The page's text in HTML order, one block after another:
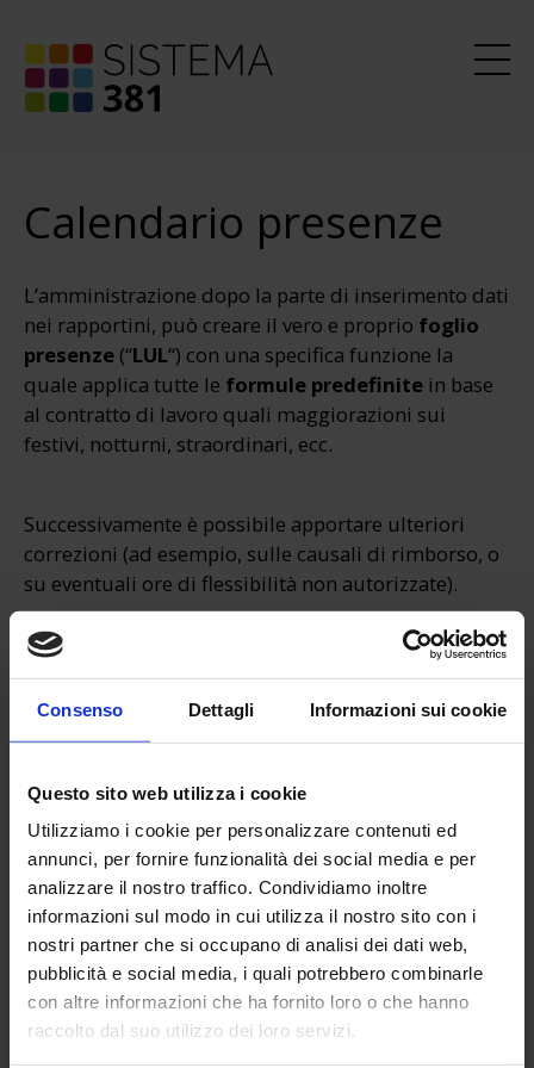
Consenso Dettagli Informazioni sui cookie
Questo sito web utilizza i cookie
Utilizziamo i cookie per personalizzare contenuti ed
annunci, per fornire funzionalità dei social media e per
analizzare il nostro traffico. Condividiamo inoltre
informazioni sul modo in cui utilizza il nostro sito con i
nostri partner che si occupano di analisi dei dati web,
pubblicità e social media, i quali potrebbero combinarle
con altre informazioni che ha fornito loro o che hanno
raccolto dal suo utilizzo dei loro servizi.
Calendario presenze
L’amministrazione dopo la parte di inserimento dati
nei rapportini, può creare il vero e proprio foglio
presenze (“LUL“) con una specifica funzione la
quale applica tutte le formule predefinite in base
al contratto di lavoro quali maggiorazioni sui
festivi, notturni, straordinari, ecc.
Successivamente è possibile apportare ulteriori
correzioni (ad esempio, sulle causali di rimborso, o
su eventuali ore di flessibilità non autorizzate).
Sorprendente vero?